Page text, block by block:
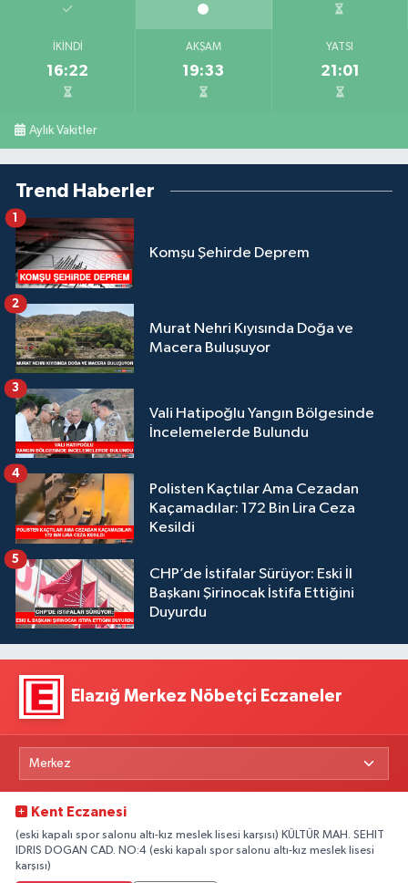
İKINDI
16:22
AKŞAM
19:33
YATSI
21:01
Aylık Vakitler
Trend Haberler
Komşu Şehirde Deprem
1
Murat Nehri Kıyısında Doğa ve
Macera Buluşuyor
2
Vali Hatipoğlu Yangın Bölgesinde
İncelemelerde Bulundu
3
Polisten Kaçtılar Ama Cezadan
Kaçamadılar: 172 Bin Lira Ceza
Kesildi
4
CHP’de İstifalar Sürüyor: Eski İl
Başkanı Şirinocak İstifa Ettiğini
Duyurdu
5
Elazığ Merkez Nöbetçi Eczaneler
Kent Eczanesi
(eski kapalı spor salonu altı-kız meslek lisesi karşısı) KÜLTÜR MAH. SEHIT
IDRIS DOGAN CAD. NO:4 (eski kapalı spor salonu altı-kız meslek lisesi
karşısı)